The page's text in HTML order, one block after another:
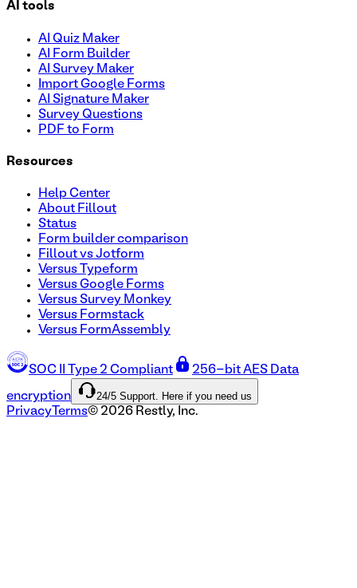
AI tools
AI Quiz Maker
AI Form Builder
AI Survey Maker
Import Google Forms
AI Signature Maker
Survey Questions
PDF to Form
Resources
Help Center
About Fillout
Status
Form builder comparison
Fillout vs Jotform
Versus Typeform
Versus Google Forms
Versus Survey Monkey
Versus Formstack
Versus FormAssembly
SOC II Type 2 Compliant 256-bit AES Data
encryption 24/5 Support. Here if you need us
Privacy Terms© 2026 Restly, Inc.